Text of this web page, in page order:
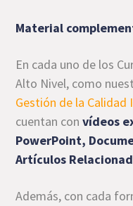
Material
En cada uno de los
Alto Nivel, como
Gestión de la Calidad
cuentan convídeos
PowerPoint,
Artículos
Además, con cada